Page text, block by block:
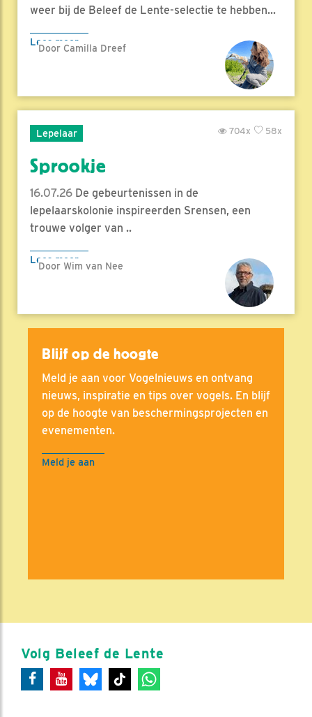
weer bij de Beleef de Lente-selectie te hebben...
Lees meer
Door Camilla Dreef
Lepelaar 58x
704x
Sprookje
16.07.26 De gebeurtenissen in de
lepelaarskolonie inspireerden Srensen, een
trouwe volger van ..
Lees meer
Door Wim van Nee
Blijf op de hoogte
Meld je aan voor Vogelnieuws en ontvang
nieuws, inspiratie en tips over vogels. En blijf
op de hoogte van beschermingsprojecten en
evenementen.
Meld je aan
Volg Beleef de Lente